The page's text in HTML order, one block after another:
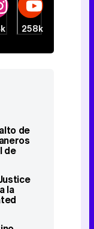
258k
de
de
la